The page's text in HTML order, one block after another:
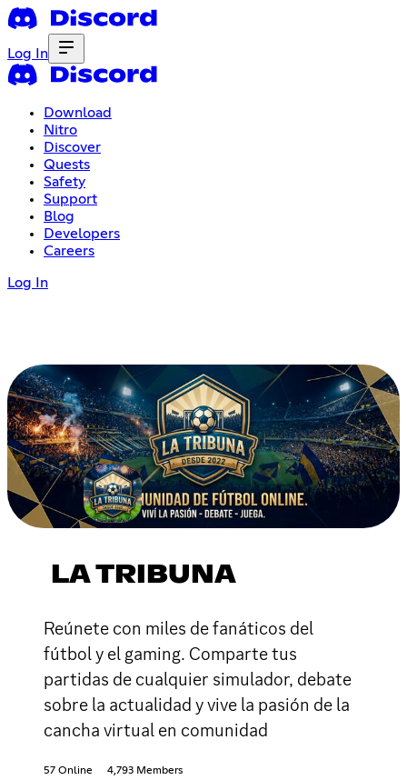
Log In
Download
Nitro
Discover
Quests
Safety
Support
Blog
Developers
Careers
Log In
LA TRIBUNA
Reúnete con miles de fanáticos del
fútbol y el gaming. Comparte tus
partidas de cualquier simulador, debate
sobre la actualidad y vive la pasión de la
cancha virtual en comunidad
57 Online 4,793 Members